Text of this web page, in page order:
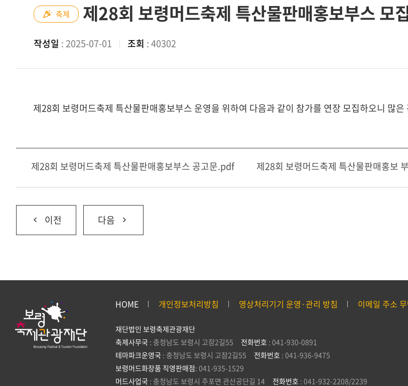
축제 제28회 보령머드축제 특산물판매홍보부스 모
작성일 : 2025-07-01 조회 : 40302
제28회 보령머드축제 특산물판매홍보부스 운영을 위하여 다음과 같이 참가를 연장 모집하오니 많
제28회 보령머드축제 특산물판매홍보부스 공고문.pdf 제28회 보령머드축제 특산물판매홍보
이전 다음
HOME 개인정보처리방침 영상처리기기 운영·관리 방침 이메일 주소
재단법인 보령축제관광재단
축제사무국 : 충청남도 보령시 고잠2길55 전화번호 : 041-930-0891
테마파크운영국 : 충청남도 보령시 고잠2길55 전화번호 : 041-936-9475
보령머드화장품 직영판매점: 041-935-1529
머드사업국 : 충청남도 보령시 주포면 관산공단길 14 전화번호 : 041-932-2208/2239